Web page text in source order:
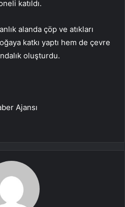
katıldı.
alanda çöp ve atıkları
katkı yaptı hem de çevre
oluşturdu.
Ajansı